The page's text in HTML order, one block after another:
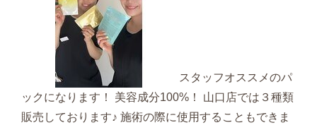
スタッフオススメのパ
ックになります！ 美容成分100%！ 山口店では３種類
販売しております♪ 施術の際に使用することもできま